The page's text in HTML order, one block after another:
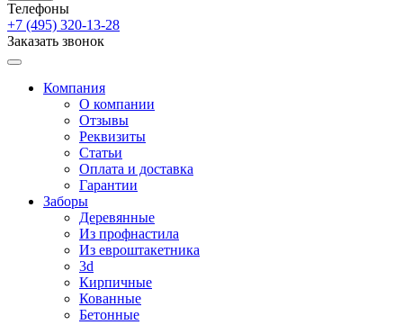
Телефоны
+7 (495) 320-13-28
Заказать звонок
Компания
О компании
Отзывы
Реквизиты
Статьи
Оплата и доставка
Гарантии
Заборы
Деревянные
Из профнастила
Из евроштакетника
3d
Кирпичные
Кованные
Бетонные